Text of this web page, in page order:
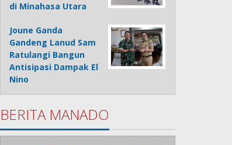
di Minahasa Utara
Joune Ganda
Gandeng Lanud Sam
Ratulangi Bangun
Antisipasi Dampak El
Nino
BERITA MANADO